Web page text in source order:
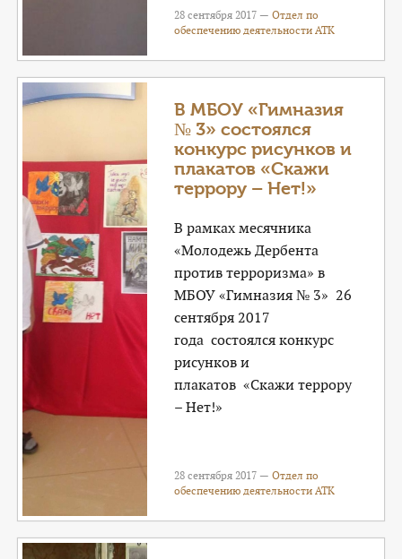
28 сентября 2017 —Отдел по
обеспечению деятельности АТК
В МБОУ «Гимназия
№ 3» состоялся
конкурс рисунков и
плакатов «Скажи
террору – Нет!»
В рамках месячника
«Молодежь Дербента
против терроризма» в
МБОУ «Гимназия № 3» 26
сентября 2017
года состоялся конкурс
рисунков и
плакатов «Скажи террору
– Нет!»
28 сентября 2017 —Отдел по
обеспечению деятельности АТК